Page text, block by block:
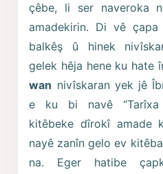
çêbe, li ser naveroka
amadekirin. Di vê
balkêş û hinek
gelek hêja hene ku hate
wan nivîskaran yek jê
e ku bi navê “Tarîxa
kitêbeke dîrokî amade
nayê zanîn gelo ev
na. Eger hatibe